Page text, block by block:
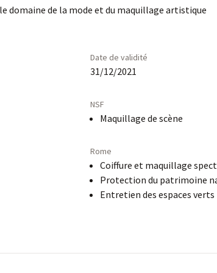
domaine de la mode et du maquillage artistique
Date de validité
31/12/2021
NSF
Maquillage de scène
Rome
Coiffure et maquillage
Protection du patrimoine
Entretien des espaces verts